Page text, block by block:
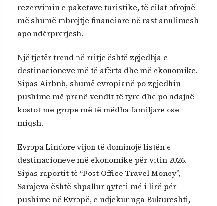
rezervimin e paketave turistike, të cilat ofrojnë
më shumë mbrojtje financiare në rast anulimesh
apo ndërprerjesh.
Një tjetër trend në rritje është zgjedhja e
destinacioneve më të afërta dhe më ekonomike.
Sipas Airbnb, shumë evropianë po zgjedhin
pushime më pranë vendit të tyre dhe po ndajnë
kostot me grupe më të mëdha familjare ose
miqsh.
Evropa Lindore vijon të dominojë listën e
destinacioneve më ekonomike për vitin 2026.
Sipas raportit të “Post Office Travel Money”,
Sarajeva është shpallur qyteti më i lirë për
pushime në Evropë, e ndjekur nga Bukureshti,